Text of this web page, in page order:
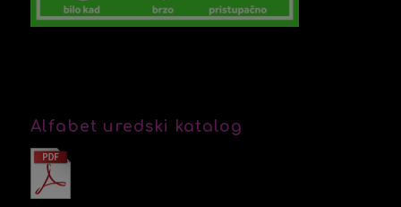
Alfabet uredski katalog